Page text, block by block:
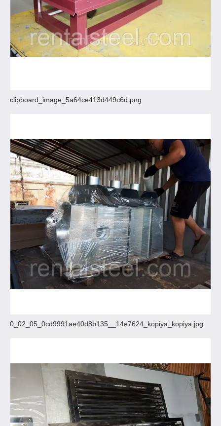
clipboard_image_5a64ce413d449c6d.png
0_02_05_0cd9991ae40d8b135__14e7624_kopiya_kopiya.jpg